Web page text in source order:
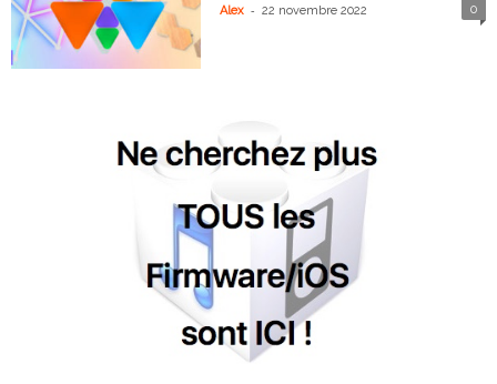
Alex - 22 novembre 2022 0